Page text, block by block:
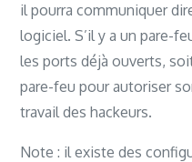
il pourra communiquer
logiciel. S’il y a un pare-
les ports déjà ouverts,
pare-feu pour autoriser
travail des hackeurs.
Note : il existe des